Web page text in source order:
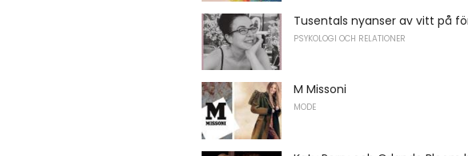
Tusentals nyanser av vitt på
PSYKOLOGI OCH RELATIONER
M Missoni
MODE